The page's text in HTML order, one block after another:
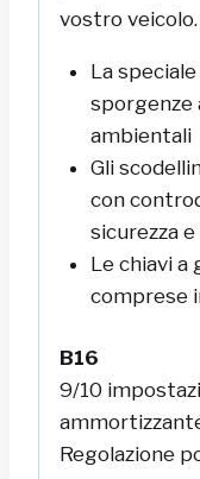
vostro veicolo.
La
sporgenze
ambientali
Gli
con
sicurezza
Le chiavi a
comprese
B16
9/10
Regolazione